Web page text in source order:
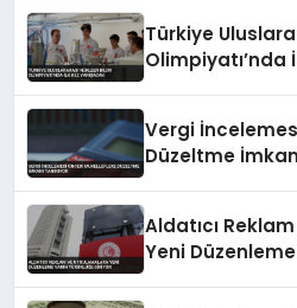
Türkiye
Olimpiyatı’nda
Vergi
Düzeltme
Aldatıcı
Yeni